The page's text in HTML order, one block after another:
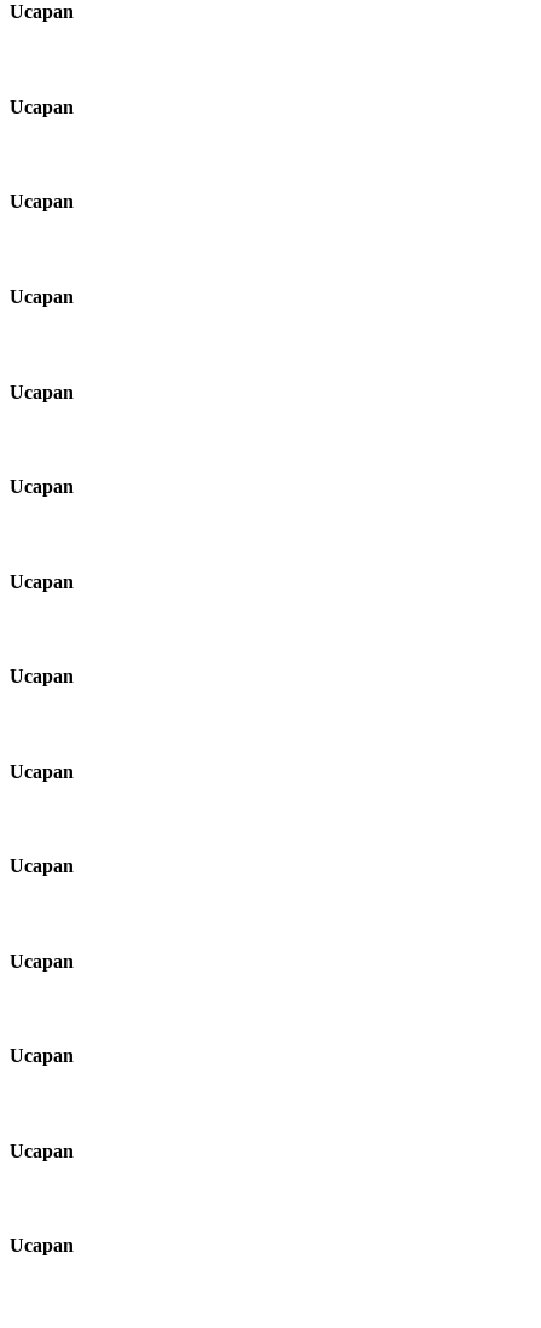
Ucapan
Ucapan
Ucapan
Ucapan
Ucapan
Ucapan
Ucapan
Ucapan
Ucapan
Ucapan
Ucapan
Ucapan
Ucapan
Ucapan